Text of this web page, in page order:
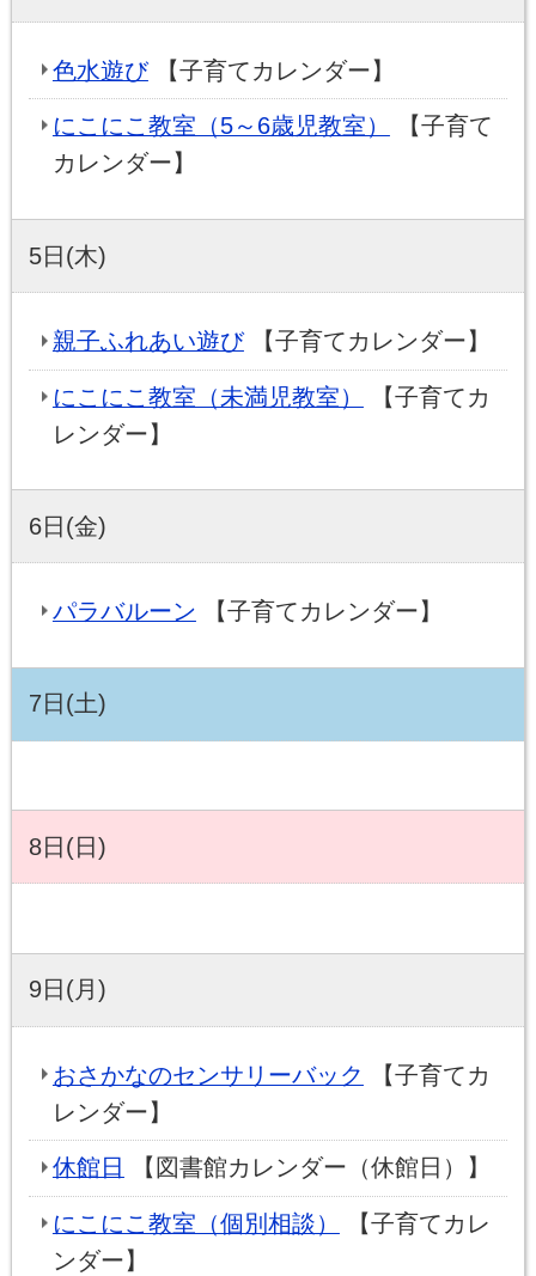
色水遊び【子育てカレンダー】
にこにこ教室（5～6歳児教室）
【子育て
カレンダー】
5日(木)
親子ふれあい遊び【子育てカレンダー】
にこにこ教室（未満児教室）
【子育てカ
レンダー】
6日(金)
パラバルーン 【子育てカレンダー】
7日(土)
8日(日)
9日(月)
おさかなのセンサリーバック
【子育てカ
レンダー】
休館日 【図書館カレンダー（休館日）】
にこにこ教室（個別相談）
【子育てカレ
ンダー】